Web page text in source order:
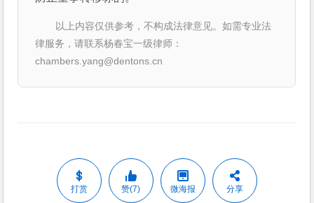
以上内容仅供参考，不构成法律意见。如需专业法
律服务，请联系杨春宝一级律师：
chambers.yang@dentons.cn
打赏 赞(7) 微海报 分享